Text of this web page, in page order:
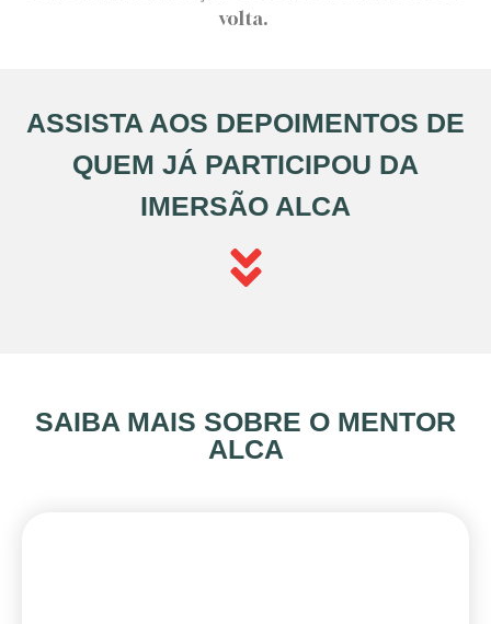
volta.
ASSISTA AOS DEPOIMENTOS DE
QUEM JÁ PARTICIPOU DA
IMERSÃO ALCA
SAIBA MAIS SOBRE O MENTOR
ALCA